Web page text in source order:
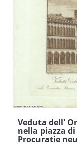
Veduta dell'
nella piazza di
Procuratie